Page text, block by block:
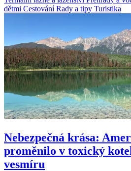
dětmi CestováníRady a tipy Turistika
Nebezpečná krása:
proměnilo v toxický
vesmíru